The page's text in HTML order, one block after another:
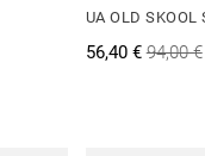
UA OLD SKOOL
56,40 € 94,00 €